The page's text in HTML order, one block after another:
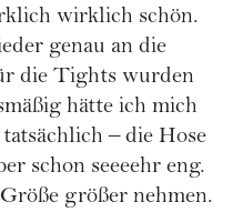
wirklich schön.
genau an die
die Tights wurden
hätte ich mich
– die Hose
schon seeeehr eng.
größer nehmen.